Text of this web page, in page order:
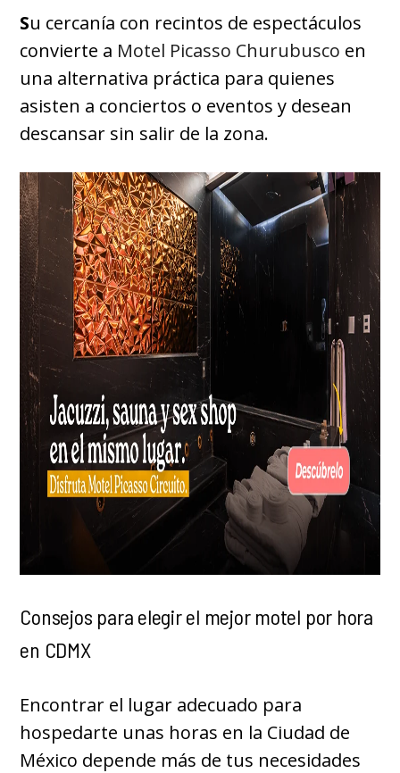
Su cercanía con recintos de espectáculos
convierte a Motel Picasso Churubusco en
una alternativa práctica para quienes
asisten a conciertos o eventos y desean
descansar sin salir de la zona.
Consejos para elegir el mejor motel por hora
en CDMX
Encontrar el lugar adecuado para
hospedarte unas horas en la Ciudad de
México depende más de tus necesidades